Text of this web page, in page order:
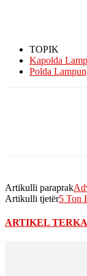
TOPIK
Kapolda
Polda
Artikulli paraprak
Artikulli tjetër5 Ton
ARTIKEL